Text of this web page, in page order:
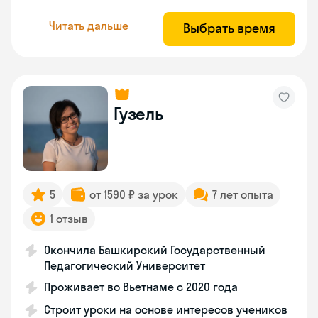
Читать дальше Выбрать время
Гузель
5 от 1590 ₽ за урок
7 лет опыта
1 отзыв
Окончила Башкирский Государственный
Педагогический Университет
Проживает во Вьетнаме с 2020 года
Строит уроки на основе интересов учеников